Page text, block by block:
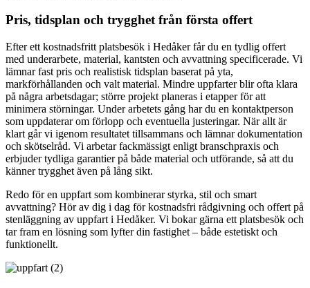
Pris, tidsplan och trygghet från första offert
Efter ett kostnadsfritt platsbesök i Hedåker får du en tydlig offert
med underarbete, material, kantsten och avvattning specificerade. Vi
lämnar fast pris och realistisk tidsplan baserat på yta,
markförhållanden och valt material. Mindre uppfarter blir ofta klara
på några arbetsdagar; större projekt planeras i etapper för att
minimera störningar. Under arbetets gång har du en kontaktperson
som uppdaterar om förlopp och eventuella justeringar. När allt är
klart går vi igenom resultatet tillsammans och lämnar dokumentation
och skötselråd. Vi arbetar fackmässigt enligt branschpraxis och
erbjuder tydliga garantier på både material och utförande, så att du
känner trygghet även på lång sikt.
Redo för en uppfart som kombinerar styrka, stil och smart
avvattning? Hör av dig i dag för kostnadsfri rådgivning och offert på
stenläggning av uppfart i Hedåker. Vi bokar gärna ett platsbesök och
tar fram en lösning som lyfter din fastighet – både estetiskt och
funktionellt.